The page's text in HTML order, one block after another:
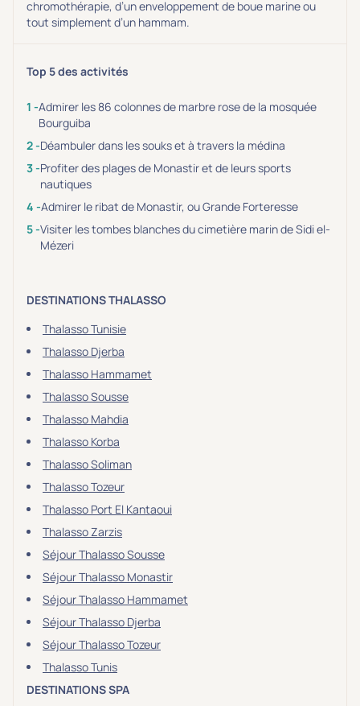
chromothérapie, d’un enveloppement de boue marine ou
tout simplement d’un hammam.
Top 5 des activités
Admirer les 86 colonnes de marbre rose de la mosquée
Bourguiba
Déambuler dans les souks et à travers la médina
Profiter des plages de Monastir et de leurs sports
nautiques
Admirer le ribat de Monastir, ou Grande Forteresse
Visiter les tombes blanches du cimetière marin de Sidi el-
Mézeri
DESTINATIONS THALASSO
Thalasso Tunisie
Thalasso Djerba
Thalasso Hammamet
Thalasso Sousse
Thalasso Mahdia
Thalasso Korba
Thalasso Soliman
Thalasso Tozeur
Thalasso Port El Kantaoui
Thalasso Zarzis
Séjour Thalasso Sousse
Séjour Thalasso Monastir
Séjour Thalasso Hammamet
Séjour Thalasso Djerba
Séjour Thalasso Tozeur
Thalasso Tunis
DESTINATIONS SPA